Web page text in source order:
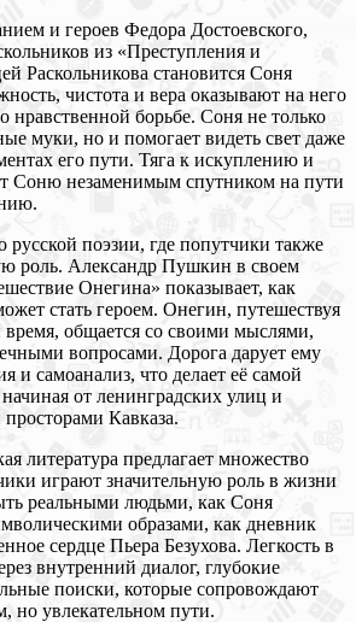
и героев Федора Достоевского,
из «Преступления и
Раскольникова становится Соня
чистота и вера оказывают на него
нравственной борьбе. Соня не только
муки, но и помогает видеть свет даже
его пути. Тяга к искуплению и
Соню незаменимым спутником на пути
русской поэзии, где попутчики также
роль. Александр Пушкин в своем
Онегина» показывает, как
стать героем. Онегин, путешествуя
время, общается со своими мыслями,
вопросами. Дорога дарует ему
и самоанализ, что делает её самой
от ленинградских улиц и
Кавказа.
литература предлагает множество
играют значительную роль в жизни
реальными людьми, как Соня
образами, как дневник
сердце Пьера Безухова. Легкость в
внутренний диалог, глубокие
поиски, которые сопровождают
но увлекательном пути.